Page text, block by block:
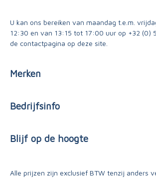
U kan ons bereiken van maandag t.e.m.
12:30 en van 13:15 tot 17:00 uur op +32 (0)
de contactpagina op deze site.
Merken
Bedrijfsinfo
Blijf op de hoogte
Alle prijzen zijn exclusief BTW tenzij anders